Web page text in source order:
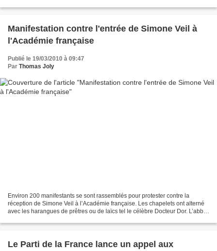
Manifestation contre l'entrée de Simone Veil à
l'Académie française
Publié le 19/03/2010 à 09:47
Par Thomas Joly
Environ 200 manifestants se sont rassemblés pour protester contre la
réception de Simone Veil à l’Académie française. Les chapelets ont alterné
avec les harangues de prêtres ou de laïcs tel le célèbre Docteur Dor. L’abbé
Le Parti de la France lance un appel aux